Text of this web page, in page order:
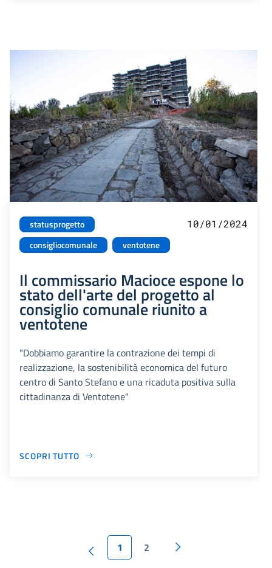
statusprogetto
consigliocomunale
ventotene
10/01/2024
Il commissario Macioce espone lo
stato dell'arte del progetto al
consiglio comunale riunito a
ventotene
"Dobbiamo garantire la contrazione dei tempi di
realizzazione, la sostenibilità economica del futuro
centro di Santo Stefano e una ricaduta positiva sulla
cittadinanza di Ventotene"
SCOPRI TUTTO
1 2